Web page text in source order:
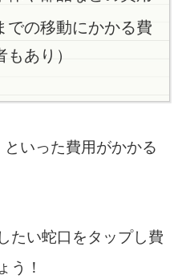
での移動にかかる費
あり）
いった費用がかかる
たい蛇口をタップし費
う！